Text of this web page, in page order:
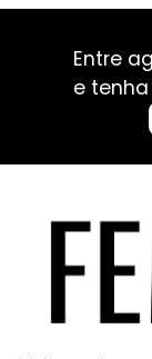
Entre
e